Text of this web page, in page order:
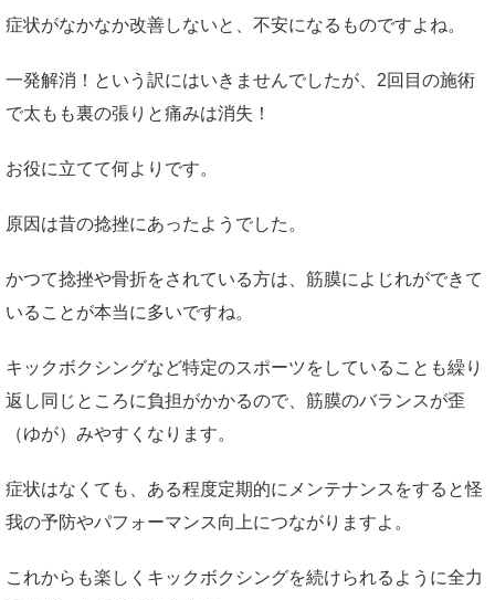
症状がなかなか改善しないと、不安になるものですよね。
一発解消！という訳にはいきませんでしたが、2回目の施術
で太もも裏の張りと痛みは消失！
お役に立てて何よりです。
原因は昔の捻挫にあったようでした。
かつて捻挫や骨折をされている方は、筋膜によじれができて
いることが本当に多いですね。
キックボクシングなど特定のスポーツをしていることも繰り
返し同じところに負担がかかるので、筋膜のバランスが歪
（ゆが）みやすくなります。
症状はなくても、ある程度定期的にメンテナンスをすると怪
我の予防やパフォーマンス向上につながりますよ。
これからも楽しくキックボクシングを続けられるように全力